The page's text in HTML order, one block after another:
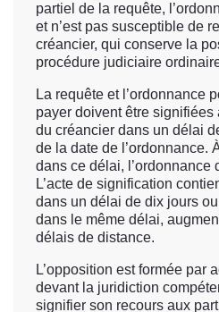
partiel de la requête,
et n’est pas susceptible de
créancier, qui conserve la
procédure judiciaire
La requête et l’ordonnance
payer doivent être signifiées
du créancier dans un délai
de la date de l’ordonnance.
dans ce délai, l’ordonnance
L’acte de signification
dans un délai de dix jours
dans le même délai,
délais de distance.
L’opposition est formée par
devant la juridiction
signifier son recours aux